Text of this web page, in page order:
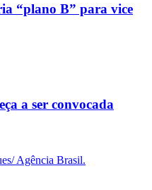
“plano B” para vice
a ser convocada